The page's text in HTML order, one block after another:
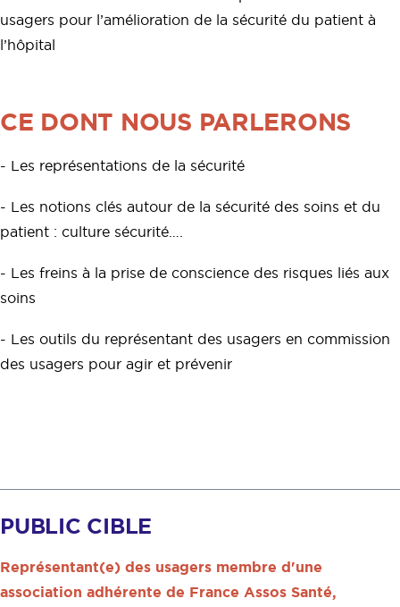
usagers pour l’amélioration de la sécurité du patient à
l’hôpital
CE DONT NOUS PARLERONS
- Les représentations de la sécurité
- Les notions clés autour de la sécurité des soins et du
patient : culture sécurité….
- Les freins à la prise de conscience des risques liés aux
soins
- Les outils du représentant des usagers en commission
des usagers pour agir et prévenir
PUBLIC CIBLE
Représentant(e) des usagers membre d'une
association adhérente de France Assos Santé,